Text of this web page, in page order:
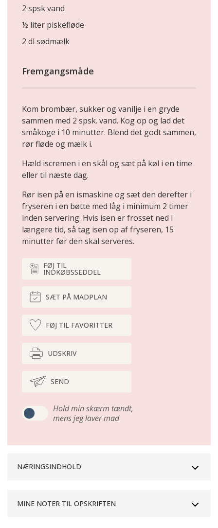
2 spsk vand
½ liter piskefløde
2 dl sødmælk
Fremgangsmåde
Kom brombær, sukker og vanilje i en gryde
sammen med 2 spsk. vand. Kog op og lad det
småkoge i 10 minutter. Blend det godt sammen,
rør fløde og mælk i.
Hæld iscremen i en skål og sæt på køl i en time
eller til næste dag.
Rør isen på en ismaskine og sæt den derefter i
fryseren i en bøtte med låg i minimum 2 timer
inden servering. Hvis isen er frosset ned i
længere tid, så tag isen op af fryseren, 15
minutter før den skal serveres.
FØJ TIL
INDKØBSSEDDEL
SÆT PÅ MADPLAN
FØJ TIL FAVORITTER
UDSKRIV
SEND
Hold min skærm tændt,
mens jeg laver mad
NÆRINGSINDHOLD
MINE NOTER TIL OPSKRIFTEN